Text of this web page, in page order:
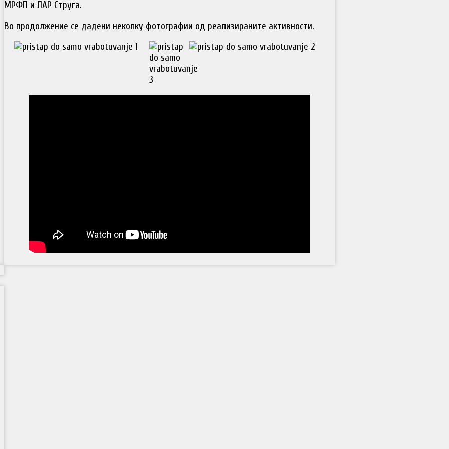
МРФП и ЛАР Струга.
Во продолжение се дадени неколку фотографии од реализираните активности.